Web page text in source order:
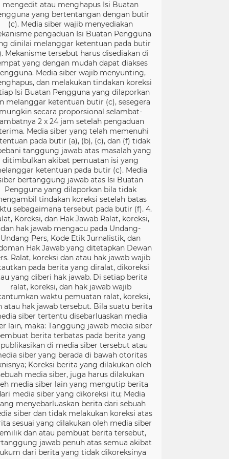
mengedit atau menghapus Isi Buatan
yang bertentangan dengan butir
(c). Media siber wajib menyediakan
pengaduan Isi Buatan Pengguna
dinilai melanggar ketentuan pada butir
Mekanisme tersebut harus disediakan di
yang dengan mudah dapat diakses
Media siber wajib menyunting,
dan melakukan tindakan koreksi
Isi Buatan Pengguna yang dilaporkan
melanggar ketentuan butir (c), sesegera
secara proporsional selambat-
2 x 24 jam setelah pengaduan
Media siber yang telah memenuhi
pada butir (a), (b), (c), dan (f) tidak
tanggung jawab atas masalah yang
ditimbulkan akibat pemuatan isi yang
ketentuan pada butir (c). Media
bertanggung jawab atas Isi Buatan
Pengguna yang dilaporkan bila tidak
tindakan koreksi setelah batas
sebagaimana tersebut pada butir (f). 4.
Koreksi, dan Hak Jawab Ralat, koreksi,
dan hak jawab mengacu pada Undang-
Undang Pers, Kode Etik Jurnalistik, dan
Hak Jawab yang ditetapkan Dewan
Ralat, koreksi dan atau hak jawab wajib
pada berita yang diralat, dikoreksi
yang diberi hak jawab. Di setiap berita
ralat, koreksi, dan hak jawab wajib
waktu pemuatan ralat, koreksi,
atau hak jawab tersebut. Bila suatu berita
siber tertentu disebarluaskan media
lain, maka: Tanggung jawab media siber
berita terbatas pada berita yang
di media siber tersebut atau
siber yang berada di bawah otoritas
Koreksi berita yang dilakukan oleh
media siber, juga harus dilakukan
media siber lain yang mengutip berita
media siber yang dikoreksi itu; Media
menyebarluaskan berita dari sebuah
siber dan tidak melakukan koreksi atas
sesuai yang dilakukan oleh media siber
dan atau pembuat berita tersebut,
jawab penuh atas semua akibat
dari berita yang tidak dikoreksinya